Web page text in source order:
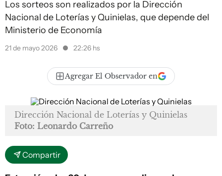
Los sorteos son realizados por la Dirección
Nacional de Loterías y Quinielas, que depende del
Ministerio de Economía
21 de mayo 2026 22:26 hs
Agregar El Observador en
Dirección Nacional de Loterías y Quinielas
Foto: Leonardo Carreño
Compartir